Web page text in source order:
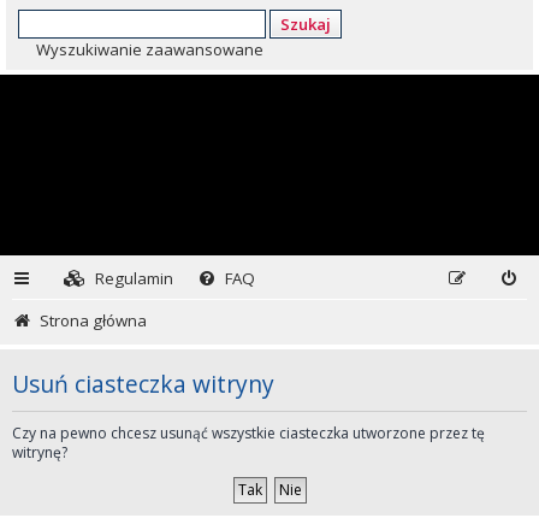
Szukaj
Wyszukiwanie zaawansowane
Regulamin
FAQ
Strona główna
Usuń ciasteczka witryny
Czy na pewno chcesz usunąć wszystkie ciasteczka utworzone przez tę
witrynę?